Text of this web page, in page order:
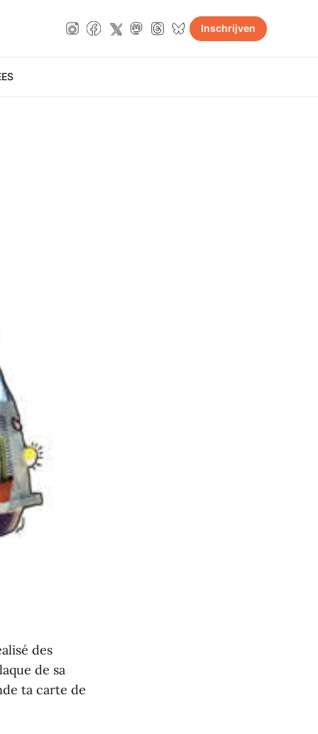
ES
Inschrijven
des
de sa
ta carte de